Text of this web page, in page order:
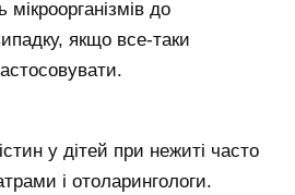
мікроорганізмів до
якщо все-таки
у дітей при нежиті часто
і отоларингологи.